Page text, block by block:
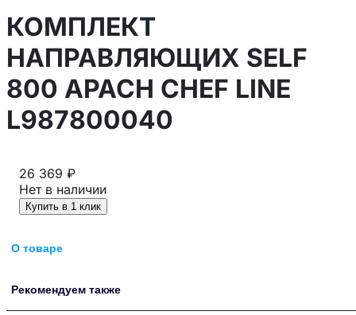
КОМПЛЕКТ
НАПРАВЛЯЮЩИХ SELF
800 APACH CHEF LINE
L987800040
26 369 ₽
Нет в наличии
Купить в 1 клик
О товаре
Рекомендуем также